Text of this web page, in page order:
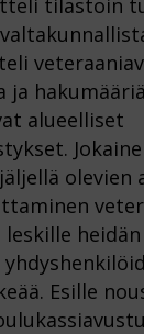
ja
alueelliset
olevien
Esille